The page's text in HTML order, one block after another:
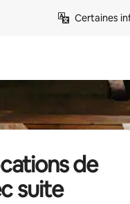
Certaines
de
suite